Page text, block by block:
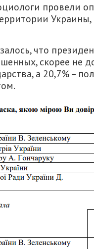
провели
что
скорее не
а 20,7% –